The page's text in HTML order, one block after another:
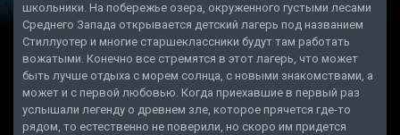
школьники. На побережье озера, окруженного густыми лесами
Среднего Запада открывается детский лагерь под названием
Стиллуотер и многие старшеклассники будут там работать
вожатыми. Конечно все стремятся в этот лагерь, что может
быть лучше отдыха с морем солнца, с новыми знакомствами, а
может и с первой любовью. Когда приехавшие в первый раз
услышали легенду о древнем зле, которое прячется где-то
рядом, то естественно не поверили, но скоро им придется